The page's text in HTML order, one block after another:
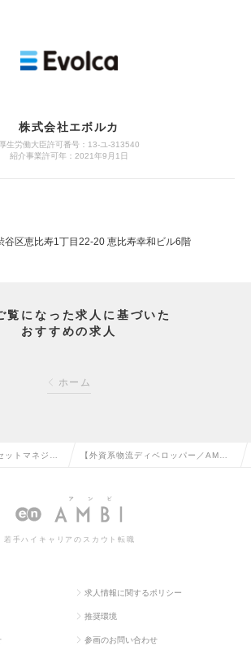
株式会社エボルカ
厚生労働大臣許可番号：13‐ユ‐313540
紹介事業許可年：2021年9月1日
区恵比寿1丁目22-20 恵比寿幸和ビル6階
覧になった求人に基づいた
おすすめの求人
ホーム
ットマネジメ
・PE投資の転
【外資系物流ディベロッパー／AM職※
／年間休日120日／土日祝休の求人情
若手ハイキャリアのスカウト転職
求人情報に関するポリシー
推奨環境
参画のお問い合わせ